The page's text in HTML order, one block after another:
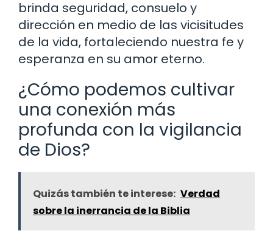
brinda seguridad, consuelo y
dirección en medio de las vicisitudes
de la vida, fortaleciendo nuestra fe y
esperanza en su amor eterno.
¿Cómo podemos cultivar
una conexión más
profunda con la vigilancia
de Dios?
Quizás también te interese: Verdad
sobre la inerrancia de la Biblia